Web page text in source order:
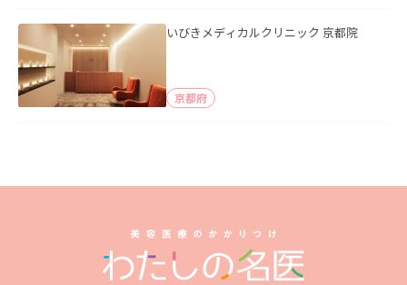
いびきメディカルクリニック 京都院
京都府